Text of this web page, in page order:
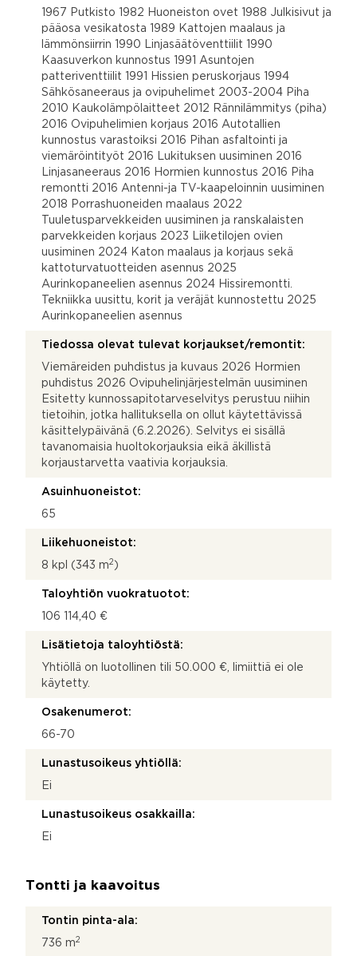
1967 Putkisto 1982 Huoneiston ovet 1988 Julkisivut ja
pääosa vesikatosta 1989 Kattojen maalaus ja
lämmönsiirrin 1990 Linjasäätöventtiilit 1990
Kaasuverkon kunnostus 1991 Asuntojen
patteriventtiilit 1991 Hissien peruskorjaus 1994
Sähkösaneeraus ja ovipuhelimet 2003-2004 Piha
2010 Kaukolämpölaitteet 2012 Rännilämmitys (piha)
2016 Ovipuhelimien korjaus 2016 Autotallien
kunnostus varastoiksi 2016 Pihan asfaltointi ja
viemäröintityöt 2016 Lukituksen uusiminen 2016
Linjasaneeraus 2016 Hormien kunnostus 2016 Piha
remontti 2016 Antenni-ja TV-kaapeloinnin uusiminen
2018 Porrashuoneiden maalaus 2022
Tuuletusparvekkeiden uusiminen ja ranskalaisten
parvekkeiden korjaus 2023 Liiketilojen ovien
uusiminen 2024 Katon maalaus ja korjaus sekä
kattoturvatuotteiden asennus 2025
Aurinkopaneelien asennus 2024 Hissiremontti.
Tekniikka uusittu, korit ja veräjät kunnostettu 2025
Aurinkopaneelien asennus
Tiedossa olevat tulevat korjaukset/remontit:
Viemäreiden puhdistus ja kuvaus 2026 Hormien
puhdistus 2026 Ovipuhelinjärjestelmän uusiminen
Esitetty kunnossapitotarveselvitys perustuu niihin
tietoihin, jotka hallituksella on ollut käytettävissä
käsittelypäivänä (6.2.2026). Selvitys ei sisällä
tavanomaisia huoltokorjauksia eikä äkillistä
korjaustarvetta vaativia korjauksia.
Asuinhuoneistot:
65
Liikehuoneistot:
8 kpl (343 m2 )
Taloyhtiön vuokratuotot:
106 114,40 €
Lisätietoja taloyhtiöstä:
Yhtiöllä on luotollinen tili 50.000 €, limiittiä ei ole
käytetty.
Osakenumerot:
66-70
Lunastusoikeus yhtiöllä:
Ei
Lunastusoikeus osakkailla:
Ei
Tontti ja kaavoitus
Tontin pinta-ala:
736 m2